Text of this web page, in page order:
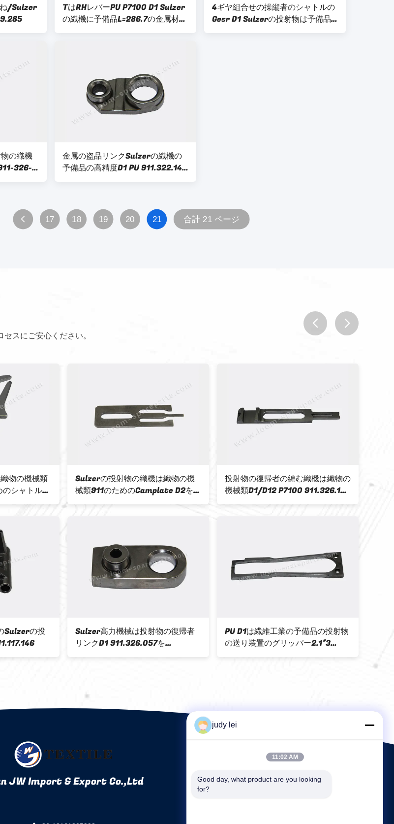
ね/Sulzer
TはRHレバーPU P7100 D1 Sulzer
の織機に予備品L=286.7の金属材料
911.319.448をタイプします
4ギヤ組合せの操縦者のシャトルの
Gesr D1 Sulzerの投射物は予備品
911 320 623現われます
の織機
326-
金属の盗品リンクSulzerの織機の
予備品の高精度D1 PU 911.322.147
911-322-147
17 18 19 20 21 合計 21 ページ
スにご安心ください。
物の機械類
シャトル
縦します
Sulzerの投射物の織機は織物の機
械類911のためのCamplate D2を
359 666 911-359-666分けます
投射物の復帰者の編む織機は織物の
機械類D1/D12 P7100 911.326.141
911-326-141のための部品/予備品
Sulzerの投
Sulzer高力機械は投射物の復帰者
リンクD1 911.326.057を
911326057 911-326-057分けます
PU D1は繊維工業の予備品の投射物
の送り装置のグリッパー2.1*3
911319108 911.319.108を滑らか
JW Import & Export Co.,Ltd
judy lei
11:02 AM
Good day, what product are you looking
for?